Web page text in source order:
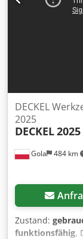
Gola 484 km
DECKEL
2025
DECKEL2025
Zustand:
funktionsfähig,